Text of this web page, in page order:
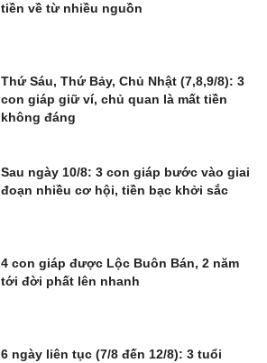
tiền về từ nhiều nguồn
Thứ Sáu, Thứ Bảy, Chủ Nhật (7,8,9/8): 3
con giáp giữ ví, chủ quan là mất tiền
không đáng
Sau ngày 10/8: 3 con giáp bước vào giai
đoạn nhiều cơ hội, tiền bạc khởi sắc
4 con giáp được Lộc Buôn Bán, 2 năm
tới đời phất lên nhanh
6 ngày liên tục (7/8 đến 12/8): 3 tuổi